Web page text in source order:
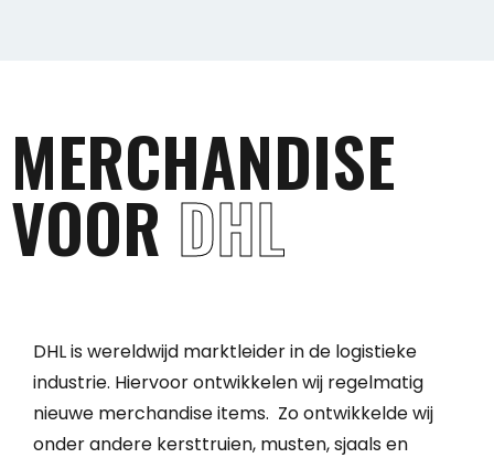
MERCHANDISE
VOOR DHL
DHL is wereldwijd marktleider in de logistieke
industrie. Hiervoor ontwikkelen wij regelmatig
nieuwe merchandise items. Zo ontwikkelde wij
onder andere kersttruien, musten, sjaals en